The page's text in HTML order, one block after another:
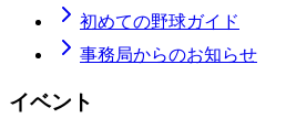
初めての野球ガイド
事務局からのお知らせ
イベント